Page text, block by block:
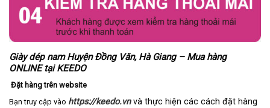
Giày dép nam Huyện Đồng Văn, Hà Giang – Mua hàng
ONLINE tại KEEDO
Đặt hàng trên website
Bạn truy cập vào https://keedo.vnvà thực hiện các cách đặt hàng